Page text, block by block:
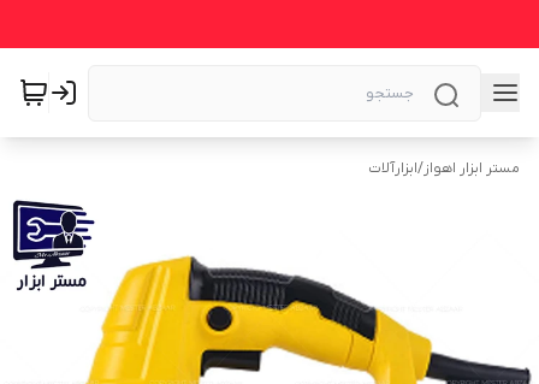
مستر ابزار اهواز/ابزارآلات